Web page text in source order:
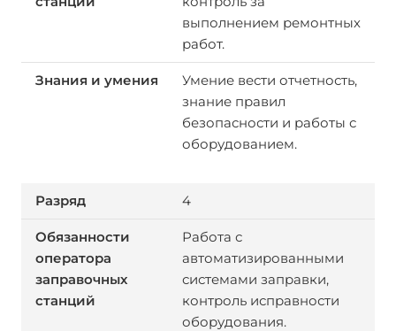
выполнением ремонтных
работ.
Умение вести отчетность,
знание правил
безопасности и работы с
оборудованием.
4
Работа с
автоматизированными
системами заправки,
контроль исправности
оборудования.